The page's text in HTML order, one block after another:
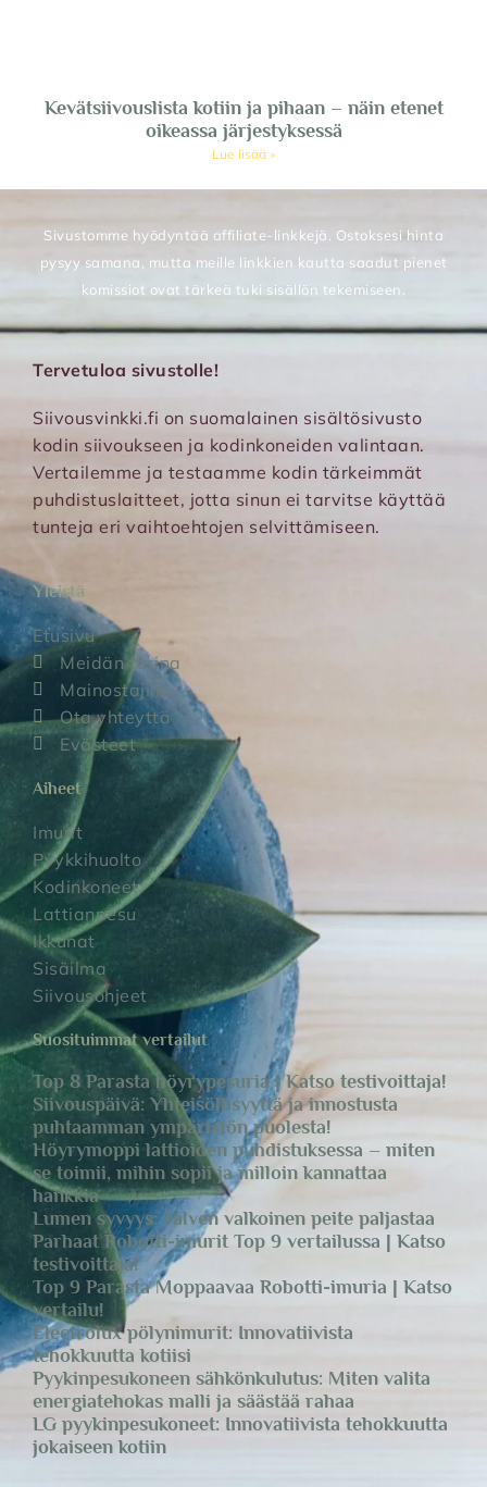
Kevätsiivouslista kotiin ja pihaan – näin etenet
oikeassa järjestyksessä
Lue lisää »
Sivustomme hyödyntää affiliate-linkkejä. Ostoksesi hinta
pysyy samana, mutta meille linkkien kautta saadut pienet
komissiot ovat tärkeä tuki sisällön tekemiseen.
Tervetuloa sivustolle!
Siivousvinkki.fi on suomalainen sisältösivusto
kodin siivoukseen ja kodinkoneiden valintaan.
Vertailemme ja testaamme kodin tärkeimmät
puhdistuslaitteet, jotta sinun ei tarvitse käyttää
tunteja eri vaihtoehtojen selvittämiseen.
Yleistä
Etusivu
Meidän tarina
Mainostajille
Ota yhteyttä
Evästeet
Aiheet
Imurit
Pyykkihuolto
Kodinkoneet
Lattianpesu
Ikkunat
Sisäilma
Siivousohjeet
Suosituimmat vertailut
Top 8 Parasta höyrypesuria | Katso testivoittaja!
Siivouspäivä: Yhteisöllisyyttä ja innostusta
puhtaamman ympäristön puolesta!
Höyrymoppi lattioiden puhdistuksessa – miten
se toimii, mihin sopii ja milloin kannattaa
hankkia
Lumen syvyys: Talven valkoinen peite paljastaa
Parhaat Robotti-imurit Top 9 vertailussa | Katso
testivoittaja!
Top 9 Parasta Moppaavaa Robotti-imuria | Katso
vertailu!
Electrolux pölynimurit: Innovatiivista
tehokkuutta kotiisi
Pyykinpesukoneen sähkönkulutus: Miten valita
energiatehokas malli ja säästää rahaa
LG pyykinpesukoneet: Innovatiivista tehokkuutta
jokaiseen kotiin